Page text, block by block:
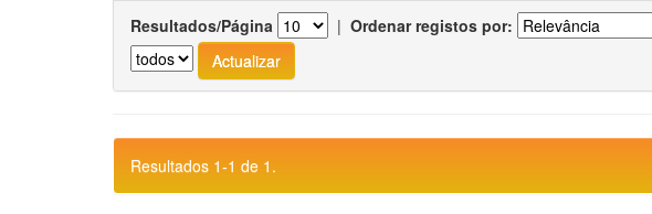
Resultados/Página | Ordenar registos por:
Resultados 1-1 de 1.